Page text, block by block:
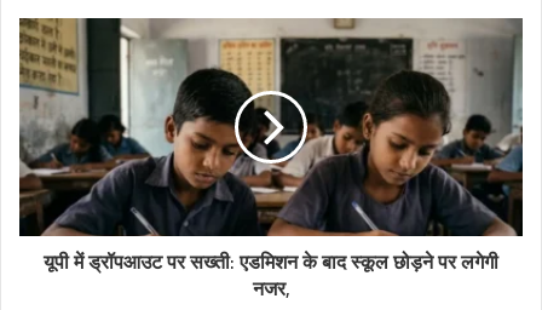
यूपी में ड्रॉपआउट पर सख्ती: एडमिशन के बाद स्कूल छोड़ने पर लगेगी
नजर,